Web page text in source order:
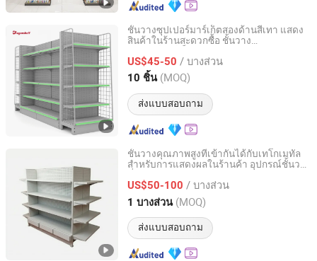
ชั้นวางซุปเปอร์มาร์เก็ตสองด้านสีเทา แสดง
สินค้าในร้านสะดวกซื้อ ชั้นวาง
US$45-50 / บางส่วน
10 ชิ้น (MOQ)
ส่งแบบสอบถาม
Changshu Xunxun Merchants Super Equipment Co., Ltd.
Jiangsu, China อัตราจาก 2022
ชั้นวางคุณภาพสูงที่เข้ากันได้กับเทโกเมทัล
สำหรับการแสดงผลในร้านค้า อุปกรณ์ชั้นวาง
สำหรับร้านค้าที่ปรับแต่งได้สำหรับซูเปอร์
มาร์เก็ต
US$50-100 / บางส่วน
1 บางส่วน (MOQ)
ส่งแบบสอบถาม
Suzhou Sigmetal Business Equipment Co., Ltd.
Jiangsu, China อัตราจาก 2022